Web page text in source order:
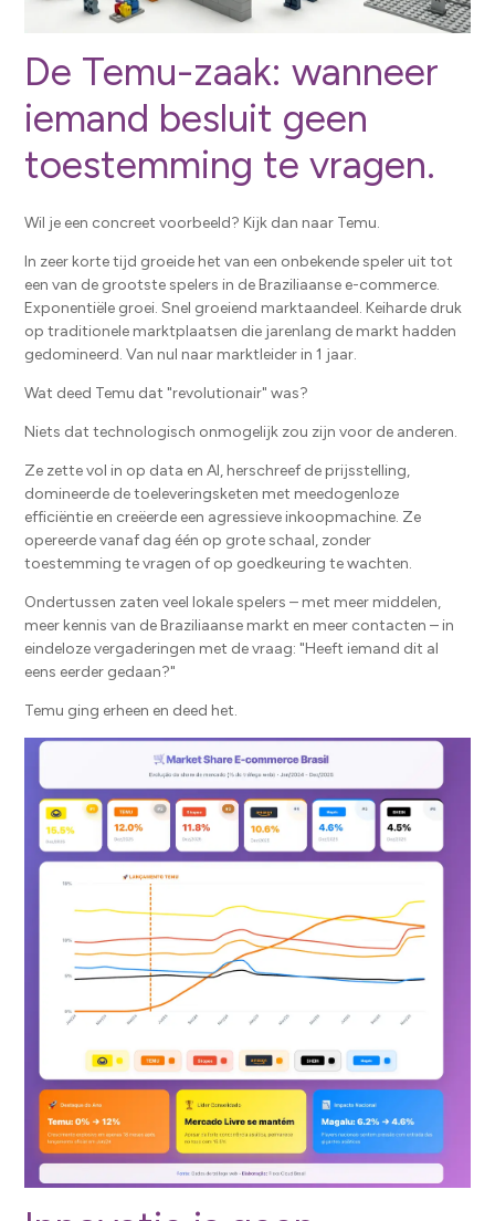
De Temu-zaak: wanneer
iemand besluit geen
toestemming te vragen.
Wil je een concreet voorbeeld? Kijk dan naar Temu.
In zeer korte tijd groeide het van een onbekende speler uit tot
een van de grootste spelers in de Braziliaanse e-commerce.
Exponentiële groei. Snel groeiend marktaandeel. Keiharde druk
op traditionele marktplaatsen die jarenlang de markt hadden
gedomineerd. Van nul naar marktleider in 1 jaar.
Wat deed Temu dat "revolutionair" was?
Niets dat technologisch onmogelijk zou zijn voor de anderen.
Ze zette vol in op data en AI, herschreef de prijsstelling,
domineerde de toeleveringsketen met meedogenloze
efficiëntie en creëerde een agressieve inkoopmachine. Ze
opereerde vanaf dag één op grote schaal, zonder
toestemming te vragen of op goedkeuring te wachten.
Ondertussen zaten veel lokale spelers – met meer middelen,
meer kennis van de Braziliaanse markt en meer contacten – in
eindeloze vergaderingen met de vraag: "Heeft iemand dit al
eens eerder gedaan?"
Temu ging erheen en deed het.